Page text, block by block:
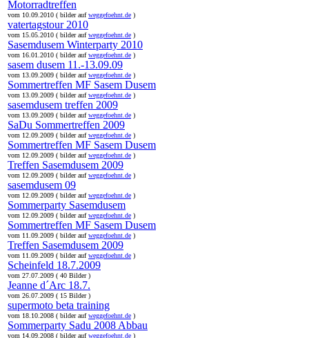
Motorradtreffen
vom 10.09.2010 ( bilder aufweggefoehnt.de )
vatertagstour 2010
vom 15.05.2010 ( bilder aufweggefoehnt.de )
Sasemdusem Winterparty 2010
vom 16.01.2010 ( bilder aufweggefoehnt.de )
sasem dusem 11.-13.09.09
vom 13.09.2009 ( bilder aufweggefoehnt.de )
Sommertreffen MF Sasem Dusem
vom 13.09.2009 ( bilder aufweggefoehnt.de )
sasemdusem treffen 2009
vom 13.09.2009 ( bilder aufweggefoehnt.de )
SaDu Sommertreffen 2009
vom 12.09.2009 ( bilder aufweggefoehnt.de )
Sommertreffen MF Sasem Dusem
vom 12.09.2009 ( bilder aufweggefoehnt.de )
Treffen Sasemdusem 2009
vom 12.09.2009 ( bilder aufweggefoehnt.de )
sasemdusem 09
vom 12.09.2009 ( bilder aufweggefoehnt.de )
Sommerparty Sasemdusem
vom 12.09.2009 ( bilder aufweggefoehnt.de )
Sommertreffen MF Sasem Dusem
vom 11.09.2009 ( bilder aufweggefoehnt.de )
Treffen Sasemdusem 2009
vom 11.09.2009 ( bilder aufweggefoehnt.de )
Scheinfeld 18.7.2009
vom 27.07.2009 ( 40 Bilder )
Jeanne d´Arc 18.7.
vom 26.07.2009 ( 15 Bilder )
supermoto beta training
vom 18.10.2008 ( bilder aufweggefoehnt.de )
Sommerparty Sadu 2008 Abbau
vom 14.09.2008 ( bilder aufweggefoehnt.de )